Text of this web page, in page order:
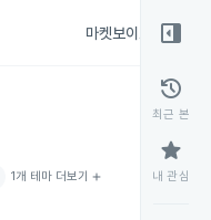
마켓보이스
1개 테마 더보기 add
right_panel_open
history
최근 본
star
내 관심